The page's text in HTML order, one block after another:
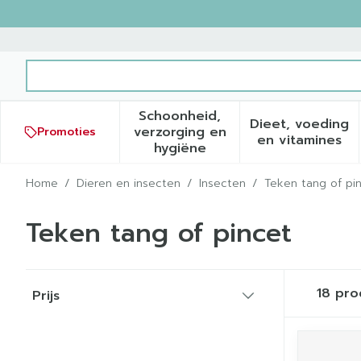
Promoties
Schoonheid,
verzorging en
hygiëneToon submenu voor
Dieet, voeding
en vitamines
Toon
Home / Dieren en insecten / Insecten / Teken tang of
Teken tang of pincet
Prijs
18